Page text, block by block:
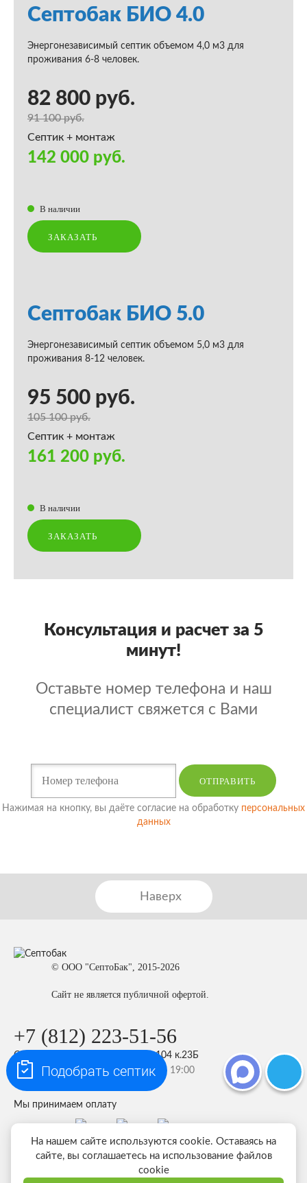
Септобак БИО 4.0
Энергонезависимый септик объемом 4,0 м3 для
проживания 6-8 человек.
82 800 руб.
91 100 руб.
Септик + монтаж
142 000 руб.
В наличии
ЗАКАЗАТЬ
Септобак БИО 5.0
Энергонезависимый септик объемом 5,0 м3 для
проживания 8-12 человек.
95 500 руб.
105 100 руб.
Септик + монтаж
161 200 руб.
В наличии
ЗАКАЗАТЬ
Консультация и расчет за 5
минут!
Оставьте номер телефона и наш
специалист свяжется с Вами
ОТПРАВИТЬ
Нажимая на кнопку, вы даёте согласие на обработку персональных
данных
Наверх
© ООО "СептоБак", 2015-2026
Сайт не является публичной офертой.
+7 (812) 223-51-56
СПБ, Октябрьская набережная, 104 к.23Б
пн-пт 10:00 — 19:00 сб-вс 10:00 — 19:00
Мы принимаем оплату
На нашем сайте используются cookie. Оставаясь на
сайте, вы соглашаетесь на использование файлов
cookie
Подобрать септик